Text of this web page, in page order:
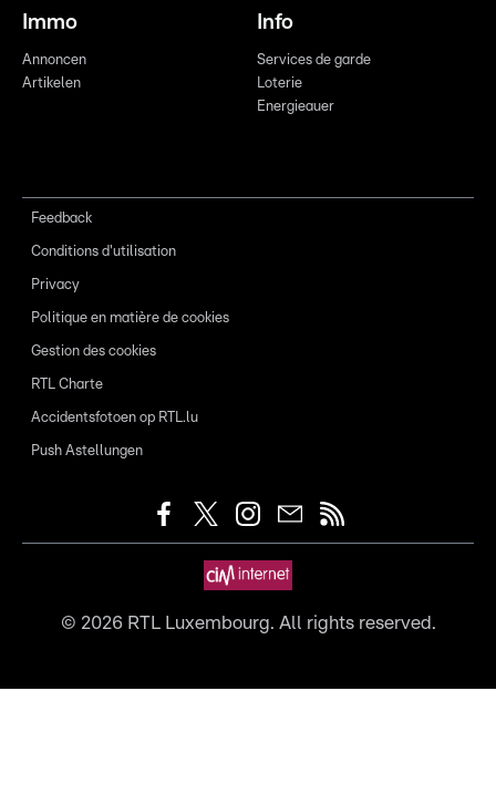
Immo
Annoncen
Artikelen
Info
Services de garde
Loterie
Energieauer
Feedback
Conditions d'utilisation
Privacy
Politique en matière de cookies
Gestion des cookies
RTL Charte
Accidentsfotoen op RTL.lu
Push Astellungen
© 2026RTL Luxembourg. All rights reserved.